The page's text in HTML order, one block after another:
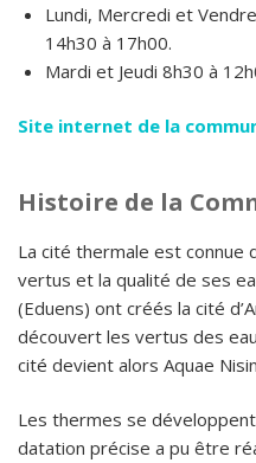
Lundi, Mercredi et
14h30 à 17h00.
Mardi et Jeudi 8h30 à
Site internet de la
Histoire de la
La cité thermale est connue
vertus et la qualité de ses
(Eduens) ont créés la cité
découvert les vertus des
cité devient alors Aquae
Les thermes se développent
datation précise a pu être